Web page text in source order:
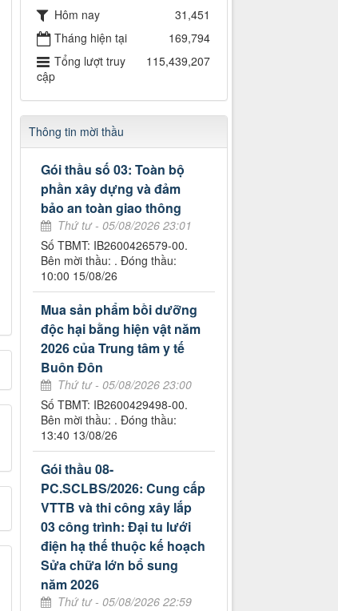
Hôm nay
31,451
Tháng hiện tại
169,794
Tổng lượt truy
cập
115,439,207
Thông tin mời thầu
Gói thầu số 03: Toàn bộ
phần xây dựng và đảm
bảo an toàn giao thông
Thứ tư - 05/08/2026 23:01
Số TBMT: IB2600426579-00.
Bên mời thầu: . Đóng thầu:
10:00 15/08/26
Mua sản phẩm bồi dưỡng
độc hại bằng hiện vật năm
2026 của Trung tâm y tế
Buôn Đôn
Thứ tư - 05/08/2026 23:00
Số TBMT: IB2600429498-00.
Bên mời thầu: . Đóng thầu:
13:40 13/08/26
Gói thầu 08-
PC.SCLBS/2026: Cung cấp
VTTB và thi công xây lắp
03 công trình: Đại tu lưới
điện hạ thế thuộc kế hoạch
Sửa chữa lớn bổ sung
năm 2026
Thứ tư - 05/08/2026 22:59